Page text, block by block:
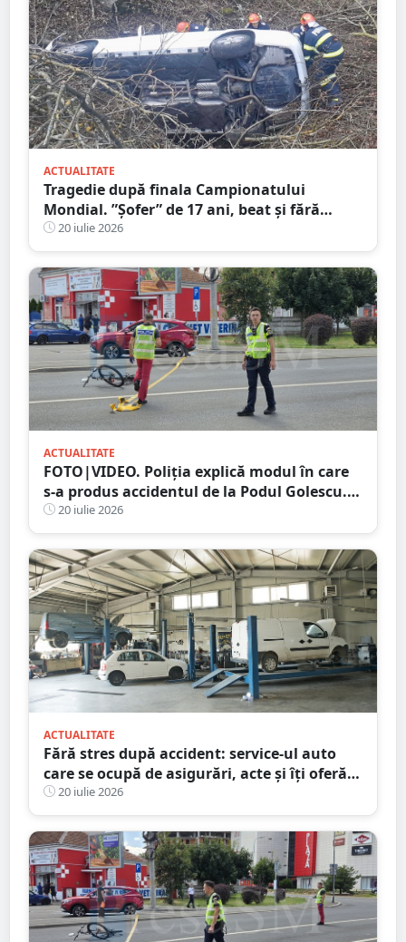
ACTUALITATE
Tragedie după finala Campionatului
Mondial. ”Șofer” de 17 ani, beat și fără
permis! Un adolescent de 17 ani a murit,
duba s-a răsturnat
20 iulie 2026
ACTUALITATE
FOTO|VIDEO. Poliția explică modul în care
s-a produs accidentul de la Podul Golescu.
Biciclist lovit de o mașină
20 iulie 2026
ACTUALITATE
Fără stres după accident: service-ul auto
care se ocupă de asigurări, acte și îți oferă
mașină la schimb
20 iulie 2026